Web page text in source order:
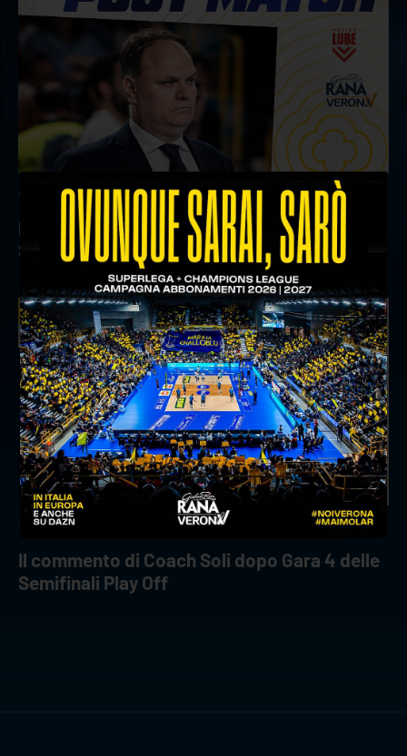
18 aprile 2026
Il commento del ds Lami dopo Gara 4 delle
Semifinali Play Off
INTERVIEWS
18 aprile 2026
Il commento di Coach Soli dopo Gara 4 delle
Semifinali Play Off